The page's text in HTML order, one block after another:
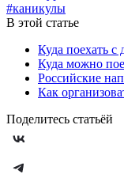
#каникулы
В этой статье
Куда поехать с
Куда можно
Российские
Как
Поделитесь статьёй